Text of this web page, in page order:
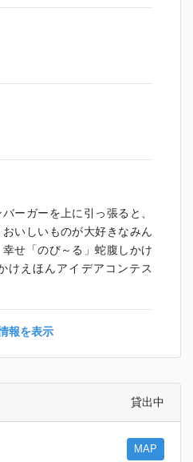
ーガーを上に引っ張ると、
いしいものが大好きなみん
せ「のび～る」蛇腹しかけ
けえほんアイデアコンテス
報を表示
貸出中
MAP